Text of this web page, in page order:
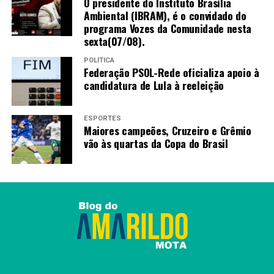
Amarildo Mota
Ambiental (IBRAM), é o convidado do
programa Vozes da Comunidade nesta
sexta(07/08).
POLÍTICA
Federação PSOL-Rede oficializa apoio à
candidatura de Lula à reeleição
ESPORTES
Maiores campeões, Cruzeiro e Grêmio
vão às quartas da Copa do Brasil